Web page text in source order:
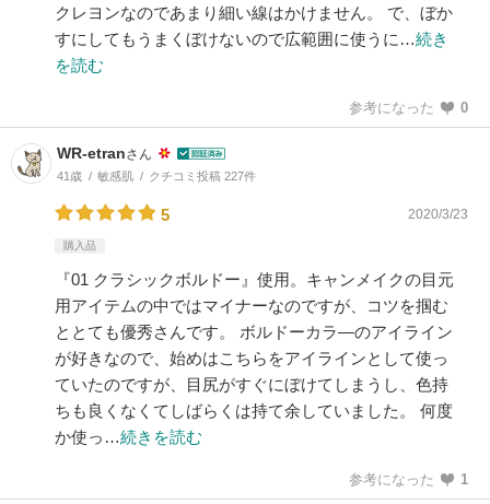
クレヨンなのであまり細い線はかけません。 で、ぼか
すにしてもうまくぼけないので広範囲に使うに…続き
を読む
参考になった 0
WR-etranさん
41歳 敏感肌 クチコミ投稿 227件
5 2020/3/23
購入品
『01 クラシックボルドー』使用。キャンメイクの目元
用アイテムの中ではマイナーなのですが、コツを掴む
ととても優秀さんです。 ボルドーカラ―のアイライン
が好きなので、始めはこちらをアイラインとして使っ
ていたのですが、目尻がすぐにぼけてしまうし、色持
ちも良くなくてしばらくは持て余していました。 何度
か使っ…続きを読む
参考になった 1